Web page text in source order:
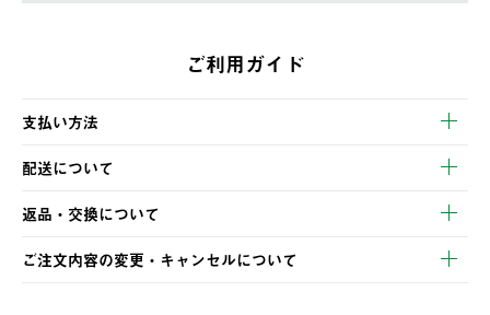
ご利用ガイド
支払い方法
以下のいずれかの方法でお支払いいただけます。
・クレジットカード決済
・コンビニ決済
・Pay-easy決済
配送について
【発送スケジュール】
ご注文・ご入金完了より2営業日以内に商品を発送いたします。
土日祝の発送はございませんので、木曜日以降のご注文は週明け
の発送となる場合がございます。
返品・交換について
※お客様都合の場合
ご注文内容の変更・キャンセルについて